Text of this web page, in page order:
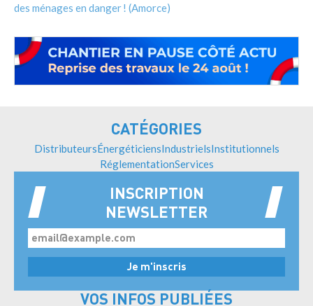
des ménages en danger ! (Amorce)
CATÉGORIES
DistributeursÉnergéticiensIndustrielsInstitutionnels
RéglementationServices
INSCRIPTION
NEWSLETTER
VOS INFOS PUBLIÉES